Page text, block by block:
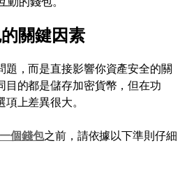
關鍵因素
題，而是直接影響你資產安全的關
目的都是儲存加密貨幣，但在功
上差異很大。
一個錢包之前，請依據以下準則仔細